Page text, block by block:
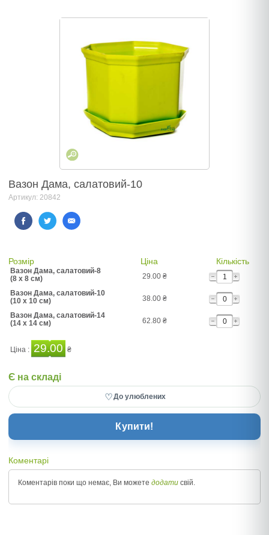
Вазон Дама, салатовий-10
Артикул: 20842
Розмір Ціна Кількість
Вазон Дама, салатовий-8
(8 x 8 см)
29.00 ₴
Вазон Дама, салатовий-10
(10 x 10 см)
38.00 ₴
Вазон Дама, салатовий-14
(14 x 14 см)
62.80 ₴
Ціна : 29.00 ₴
Є на складі
♡До улюблених
Купити!
Коментарі
Коментарів поки що немає, Ви можете додати свій.